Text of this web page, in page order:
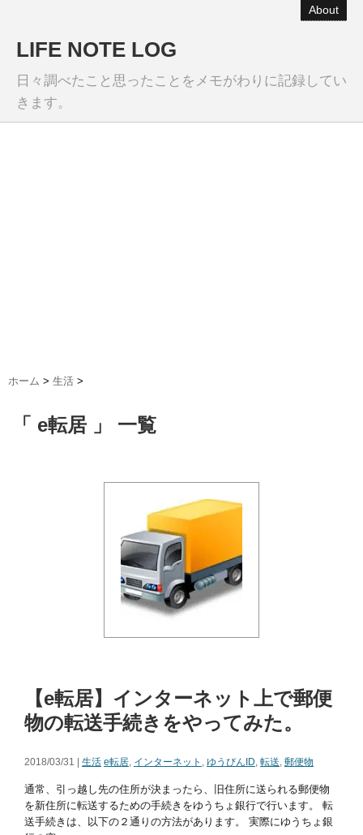
About
LIFE NOTE LOG
日々調べたこと思ったことをメモがわりに記録してい
きます。
ホーム > 生活 >
「 e転居 」 一覧
【e転居】インターネット上で郵便
物の転送手続きをやってみた。
2018/03/31 | 生活 e転居, インターネット , ゆうびんID, 転送, 郵便物
通常、引っ越し先の住所が決まったら、旧住所に送られる郵便物
を新住所に転送するための手続きをゆうちょ銀行で行います。 転
送手続きは、以下の２通りの方法があります。 実際にゆうちょ銀